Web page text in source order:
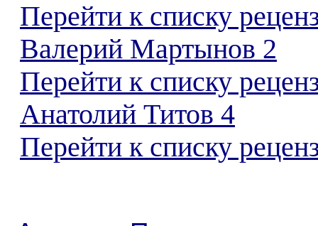
Перейти к списку
Валерий Мартынов 2
Перейти к списку
Анатолий Титов 4
Перейти к списку